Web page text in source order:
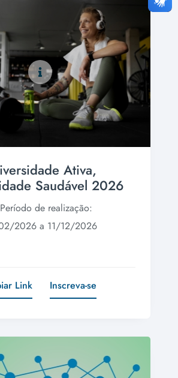
Ativa,
Saudável 2026
de realização:
2026 a 11/12/2026
Link Inscreva-se